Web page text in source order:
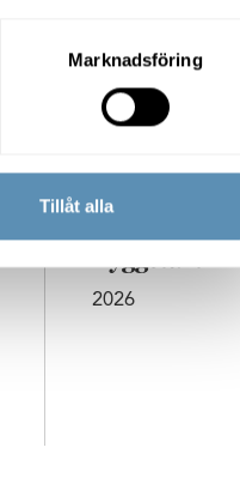
Marknadsföring
Tillåt alla
2026